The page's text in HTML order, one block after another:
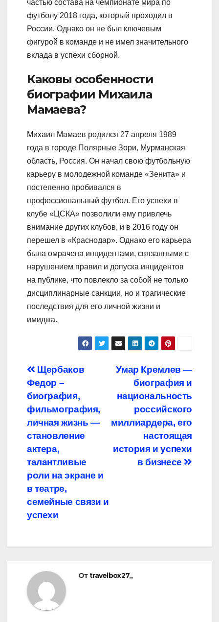
частью состава на чемпионате мира по
футболу 2018 года, который проходил в
России. Однако он не был ключевым
фигурой в команде и не имел значительного
вклада в успехи сборной.
Каковы особенности
биографии Михаила
Мамаева?
Михаил Мамаев родился 27 апреля 1989
года в городе Полярные Зори, Мурманская
область, Россия. Он начал свою футбольную
карьеру в молодежной команде «Зенита» и
постепенно пробивался в
профессиональный футбол. Его успехи в
клубе «ЦСКА» позволили ему привлечь
внимание других клубов, и в 2016 году он
перешел в «Краснодар». Однако его карьера
была омрачена инцидентами, связанными с
нарушением правил и допуска инцидентов
на публике, что повлекло за собой не только
дисциплинарные санкции, но и трагические
последствия для его личной жизни и
имиджа.
Навигация
по
записям
Умар Кремлев —
биография и
национальность
российского
миллиардера, его
настоящая
история и успехи
в бизнесе
Щербаков
Федор –
биография,
фильмография,
личная жизнь —
становление
актера,
талантливые
роли на экране и
в театре,
семейные связи и
успехи
Отtravelbox27_